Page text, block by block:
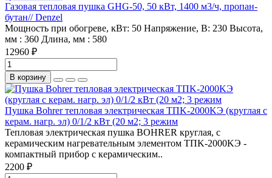
Газовая тепловая пушка GHG-50, 50 кВт, 1400 м3/ч, пропан-
бутан// Denzel
Мощность при обогреве, кВт: 50 Напряжение, В: 230 Высота,
мм : 360 Длина, мм : 580
12960 ₽
В корзину
Пушка Bohrer тепловая электрическая ТПK-2000KЭ (круглая с
керам. нагр. эл) 0/1/2 кВт (20 м2; 3 режим
Тепловая электрическая пушка BOHRER круглая, с
керамическим нагревательным элементом ТПK-2000KЭ -
компактный прибор с керамическим..
2200 ₽